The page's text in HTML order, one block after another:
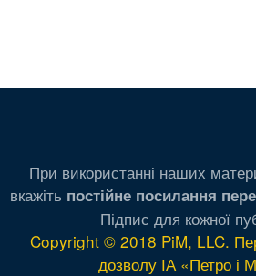
При використанні наших
вкажіть постійне посилання
Підпис для кожної
Copyright © 2018 PiM, LLC.
дозволу ІА «Петро і